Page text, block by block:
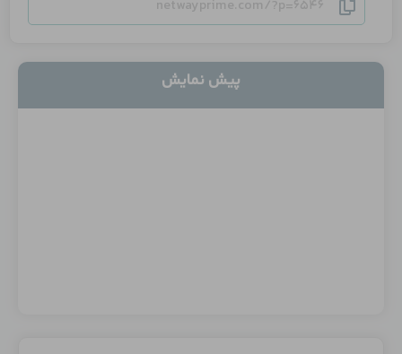
پیش نمایش
netwayprime.com/?p=6546